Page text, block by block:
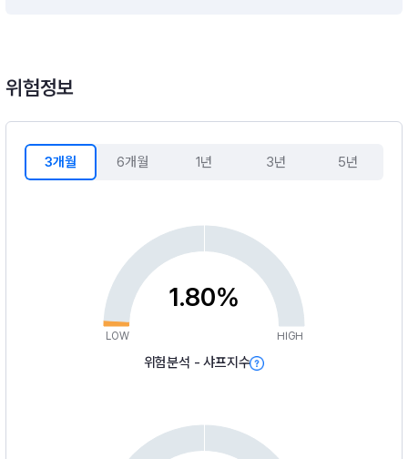
위험정보
3개월 6개월 1년 3년 5년
1.80%
LOW HIGH
위험분석 - 샤프지수